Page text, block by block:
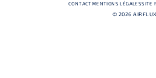
© 2026
CONTACTMENTIONS LÉGALESSITE